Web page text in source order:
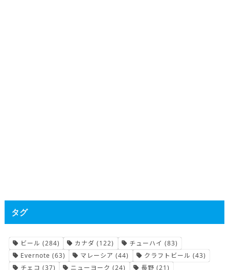
タグ
ビール (284) カナダ (122) チューハイ (83)
Evernote (63) マレーシア (44) クラフトビール (43)
チェコ (37) ニューヨーク (24) 長野 (21)